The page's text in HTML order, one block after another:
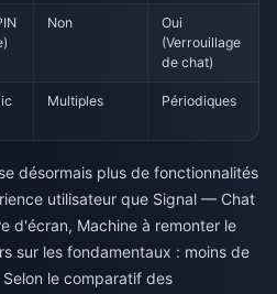
Non
Oui
(Verrouillage
de chat)
Multiples Périodiques
désormais plus de fonctionnalités
utilisateur que Signal — Chat
d'écran, Machine à remonter le
sur les fondamentaux : moins de
le comparatif des